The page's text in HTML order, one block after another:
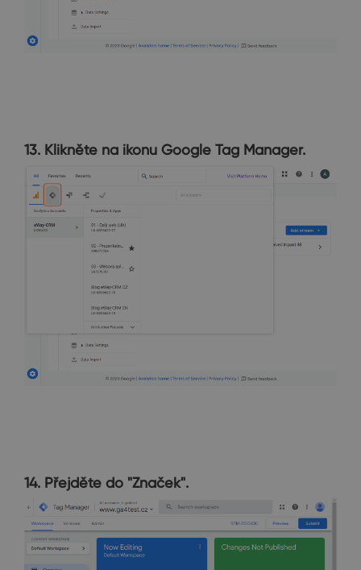
13. Klikněte na ikonu Google Tag Manager.
14. Přejděte do "Značek".